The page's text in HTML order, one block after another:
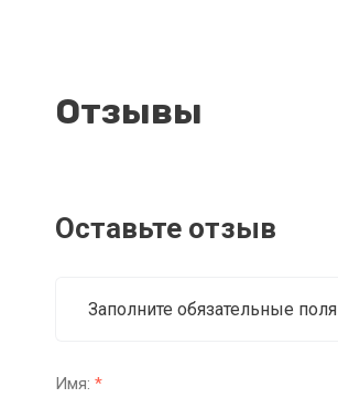
Отзывы
Оставьте отзыв
Заполните обязательные поля
Имя: *